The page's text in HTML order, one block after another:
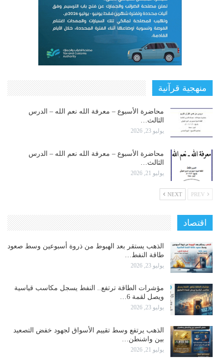
منهجية قرآنية
محاضرة الأسبوع – معرفة الله نعم الله – الدرس
الثالث…
يوليو 23, 2026
محاضرة الأسبوع – معرفة الله نعم الله – الدرس
الثالث…
يوليو 21, 2026
NEXT
اقتصاد
الذهب يستقر بعد الهبوط من ذروة أسبوعين وسط صعود
طاقة النفط…
يوليو 23, 2026
مؤشرات الطاقة ترتفع.. النفط يسجل مكاسب قياسية
ويصل لقمة 6…
يوليو 23, 2026
الذهب يرتفع وسط تقييم الأسواق لجهود خفض التصعيد
بين واشنطن…
يوليو 21, 2026